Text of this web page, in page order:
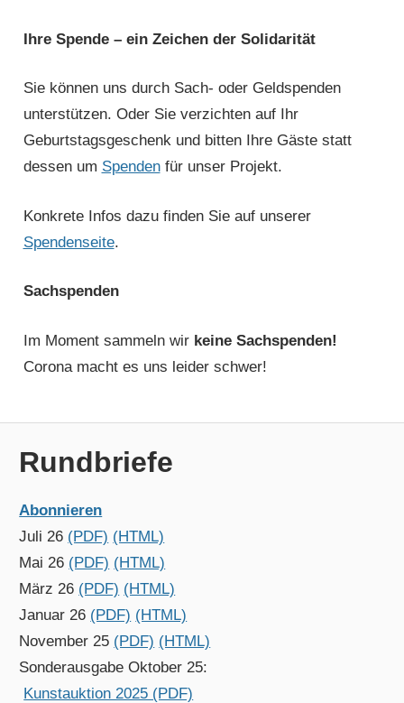
Ihre Spende – ein Zeichen der Solidarität
Sie können uns durch Sach- oder Geldspenden
unterstützen. Oder Sie verzichten auf Ihr
Geburtstagsgeschenk und bitten Ihre Gäste statt
dessen um Spendenfür unser Projekt.
Konkrete Infos dazu finden Sie auf unserer
Spendenseite.
Sachspenden
Im Moment sammeln wir keine Sachspenden!
Corona macht es uns leider schwer!
Rundbriefe
Abonnieren
Juli 26 (PDF) (HTML)
Mai 26 (PDF) (HTML)
März 26 (PDF) (HTML)
Januar 26 (PDF) (HTML)
November 25 (PDF) (HTML)
Sonderausgabe Oktober 25:
Kunstauktion 2025 (PDF)